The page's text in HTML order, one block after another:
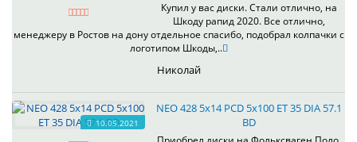
Купил у вас диски. Стали отлично, на
Шкоду рапид 2020. Все отлично,
менеджеру в Ростов на дону отдельное спасибо, подобрал колпачки с
логотипом Шкоды,..
Николай
10.05.2021
NEO 428 5x14 PCD 5x100 ET 35 DIA 57.1
BD